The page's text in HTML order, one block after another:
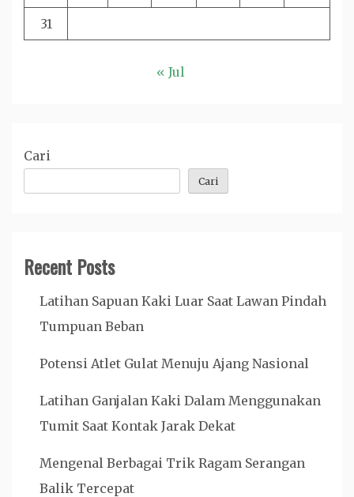
31
« Jul
Cari
Cari
Recent Posts
Latihan Sapuan Kaki Luar Saat Lawan Pindah
Tumpuan Beban
Potensi Atlet Gulat Menuju Ajang Nasional
Latihan Ganjalan Kaki Dalam Menggunakan
Tumit Saat Kontak Jarak Dekat
Mengenal Berbagai Trik Ragam Serangan
Balik Tercepat